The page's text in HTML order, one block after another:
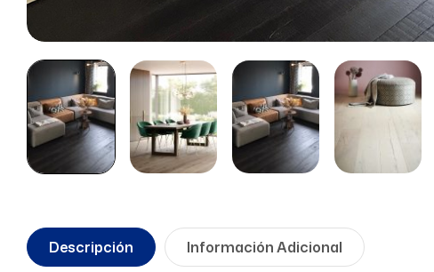
Descripción Información Adicional